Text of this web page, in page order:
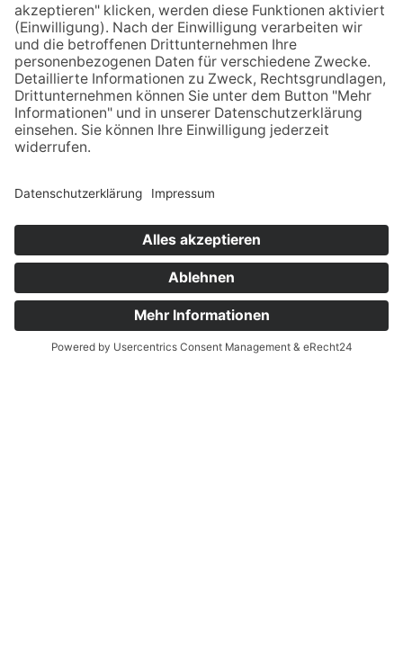
Stadtforst
Naturbelassene Wege im Herforder und
Salzufler Stadtforst
START/ZIEL
LÄNGE UND DAUER